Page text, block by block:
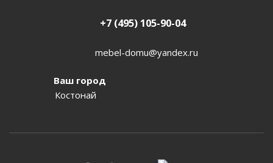
+7 (495) 105-90-04
mebel-domu@yandex.ru
Ваш город
Костонай